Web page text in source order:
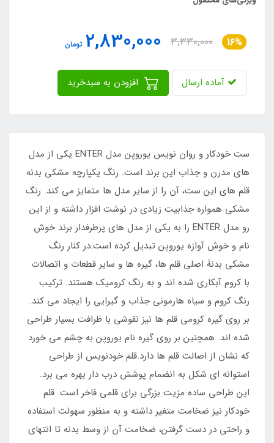
16%
3,330,000
2,830,000 تومان
آماده ارسال
ست خودکار و روان نویس یوروپن مدل ENTER یکی از مدل
های مدرن و جذاب این برند است. رنگ یکپارچه مشکی بدنه
قلم های این ست، آن را از سایر مدل ها متمایز می کند. رنگ
مشکی همواره جذابیت زیادی در نوشت افزار داشته و از این
رو مدل ENTER را به یکی از مدل های پرطرفدار برند خوش
نام و خوش آوازه یوروپن تبدیل کرده است.در کنار رنگ
مشکی بدنۀ اصلی قلم ها، گیره ها و سایر قطعات و اتصالات
با کروم آبکاری شده اند و به رنگ کرومیک هستند. ترکیب
رنگ کروم و سیاه هارمونی جذاب و گیرایی را ایجاد می کند.
بر روی گیره کرومی قلم ها نیز نقوشی با ظرافت بسیار طراحی
شده اند. همچنین بر روی گیره نام یوروپن به چشم می خورد
که نشان از اصالت قلم ها دارد.قلم خودنویس از طراحی
استوانه ای شکل به انضمام پوشش درب دار بهره می برد.
این طراحی ساده مزیت بزرگی برای قلمی فاخر است. قلم
خودکار نیز ضخامت متغیر داشته و به منظور سهولت استفاده
و راحتی در دست گرفتن، ضخامت آن از وسط بدنه تا انتهای